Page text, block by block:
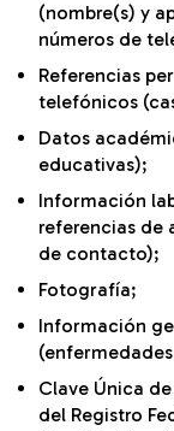
(nombre(s) y
números de
Referencias
telefónicos
Datos
educativas);
Información
referencias de
de contacto);
Fotografía;
Información
Clave Única
del Registro